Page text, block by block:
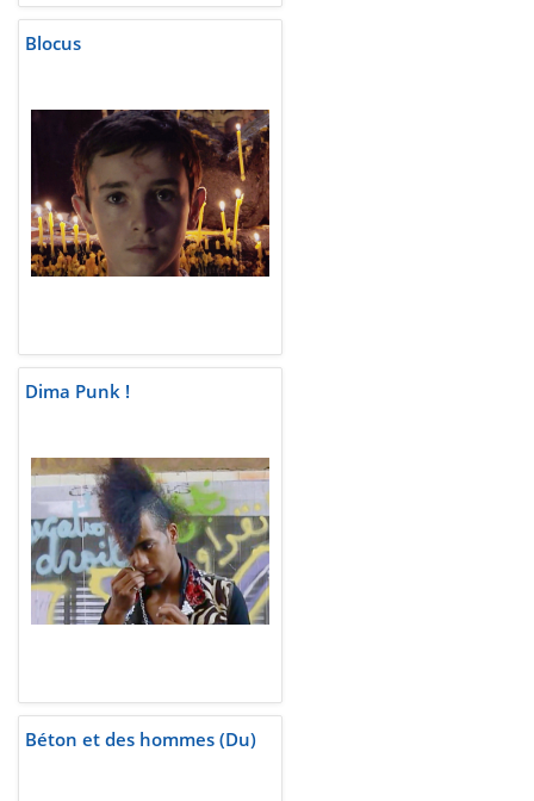
Blocus
Dima Punk !
Béton et des hommes (Du)